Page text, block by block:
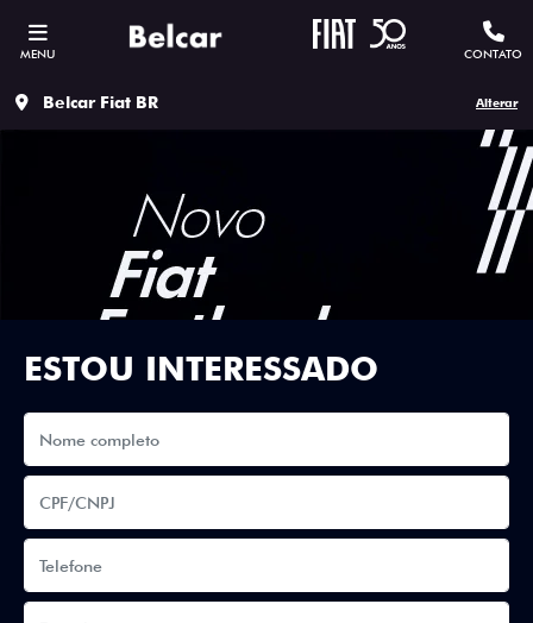
MENU CONTATO
Belcar Fiat BR Alterar
ESTOU INTERESSADO